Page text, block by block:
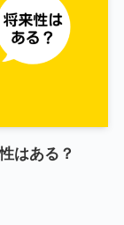
はある？